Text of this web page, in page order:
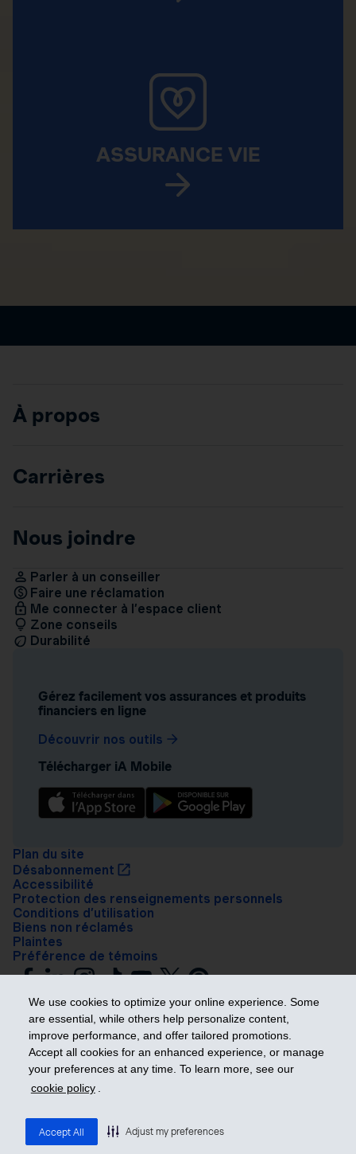
We use cookies to optimize your online experience. Some
are essential, while others help personalize content,
improve performance, and offer tailored promotions.
Accept all cookies for an enhanced experience, or manage
your preferences at any time. To learn more, see our
cookie policy .
Accept All Adjust my preferences
ASSURANCE VIE
À propos
Carrières
Nous joindre
Parler à un conseiller
Faire une réclamation
Me connecter à l’espace client
Zone conseils
Durabilité
Gérez facilement vos assurances et produits
financiers en ligne
Découvrir nos outils
Télécharger iA Mobile
Plan du site
Désabonnement
Accessibilité
Protection des renseignements personnels
Conditions d’utilisation
Biens non réclamés
Plaintes
Préférence de témoins
Prendre les devants
Groupe financier. Tous droits réservés.